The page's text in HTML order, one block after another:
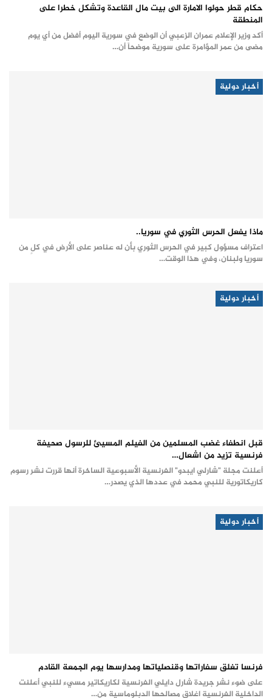
حكام قطر حولوا الامارة الى بيت مال القاعدة وتشكل خطرا على
المنطقة
أكد وزير الإعلام عمران الزعبي أن الوضع في سورية اليوم أفضل من أي يوم
مضى من عمر المؤامرة على سورية موضحاً أن…
أخبار دولية
ماذا يفعل الحرس الثوري في سوريا..
اعتراف مسؤول كبير في الحرس الثوري بأن له عناصر على الأرض في كلٍ من
سوريا ولبنان، وفي هذا الوقت…
أخبار دولية
قبل انطفاء غضب المسلمين من الفيلم المسيئ للرسول صحيفة
فرنسية تزيد من اشعال…
أعلنت مجلة "شارلي ايبدو" الفرنسية الأسبوعية الساخرة أنها قررت نشر رسوم
كاريكاتورية للنبي محمد في عددها الذي يصدر…
أخبار دولية
فرنسا تغلق سفاراتها وقنصلياتها ومدارسها يوم الجمعة القادم
على ضوء نشر جريدة شارل دايلي الفرنسية لكاريكاتير مسيء للنبي أعلنت
الداخلية الفرنسية اغلاق مصالحها الدبلوماسية من…